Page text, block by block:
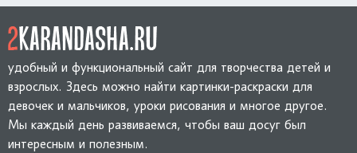
удобный и функциональный сайт для творчества детей и
взрослых. Здесь можно найти картинки-раскраски для
девочек и мальчиков, уроки рисования и многое другое.
Мы каждый день развиваемся, чтобы ваш досуг был
интересным и полезным.